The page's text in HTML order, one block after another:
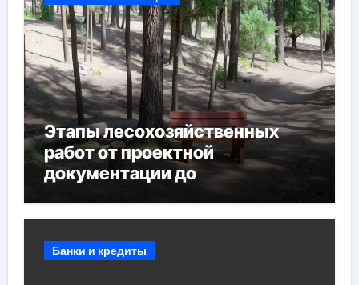
Этапы лесохозяйственных
работ от проектной
документации до
мероприятий и обустройства
Банки и кредиты